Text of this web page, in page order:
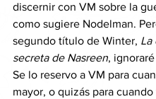
discernir con VM sobre la
como sugiere Nodelman.
segundo título de Winter, La
secreta de Nasreen,
Se lo reservo a VM para
mayor, o quizás para